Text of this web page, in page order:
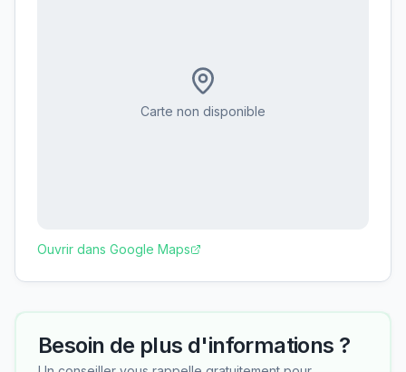
Carte non disponible
Ouvrir dans Google Maps
Besoin de plus d'informations ?